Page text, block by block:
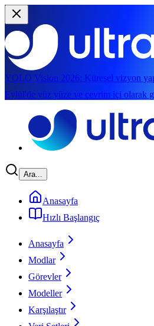
YOLO Vision 2026: Küresel vizyon
Eylül'de yüz yüze ve çevrim içi olarak
Ara...
Anasayfa
Hızlı Başlangıç
Anasayfa
Modlar
Görevler
Modeller
Karşılaştır